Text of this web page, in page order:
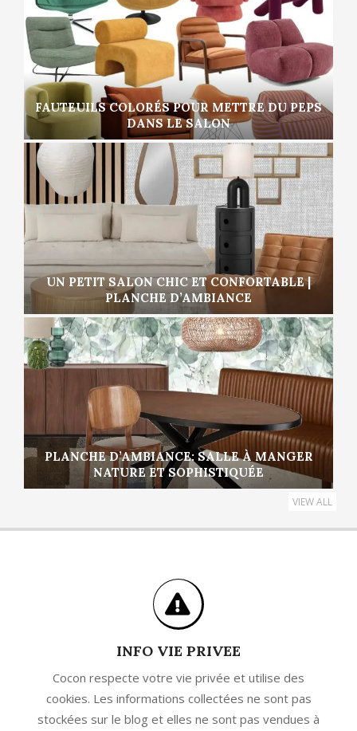
FAUTEUILS COLORÉS POUR METTRE DU PEPS
DANS LE SALON
UN PETIT SALON CHIC ET CONFORTABLE |
PLANCHE D’AMBIANCE
PLANCHE D’AMBIANCE: SALLE À MANGER
NATURE ET SOPHISTIQUÉE
VIEW ALL
INFO VIE PRIVEE
Cocon respecte votre vie privée et utilise des
cookies. Les informations collectées ne sont pas
stockées sur le blog et elles ne sont pas vendues à